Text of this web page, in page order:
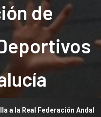
de
Federación Andaluza de